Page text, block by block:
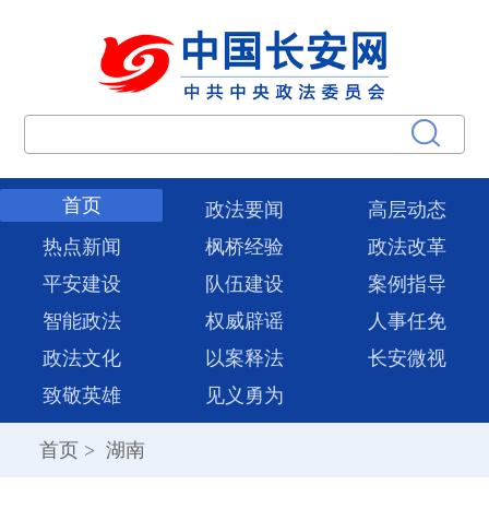
首页 政法要闻
高层动态
热点新闻
枫桥经验
政法改革
平安建设
队伍建设
案例指导
智能政法
权威辟谣
人事任免
政法文化
以案释法
长安微视
致敬英雄
见义勇为
首页 > 湖南